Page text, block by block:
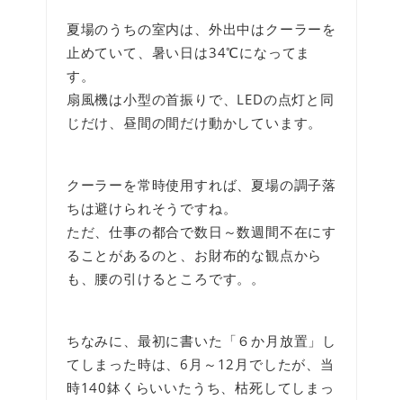
夏場のうちの室内は、外出中はクーラーを
止めていて、暑い日は34℃になってま
す。
扇風機は小型の首振りで、LEDの点灯と同
じだけ、昼間の間だけ動かしています。
クーラーを常時使用すれば、夏場の調子落
ちは避けられそうですね。
ただ、仕事の都合で数日～数週間不在にす
ることがあるのと、お財布的な観点から
も、腰の引けるところです。。
ちなみに、最初に書いた「６か月放置」し
てしまった時は、6月～12月でしたが、当
時140鉢くらいいたうち、枯死してしまっ